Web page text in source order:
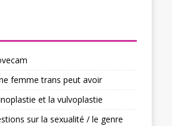
femme trans peut avoir
et la vulvoplastie
sur la sexualité / le genre